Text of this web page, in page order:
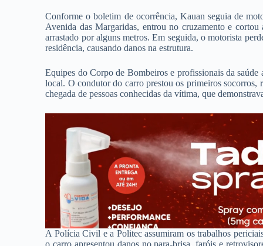
Conforme o boletim de ocorrência, Kauan seguia de
Avenida das Margaridas, entrou no cruzamento e
arrastado por alguns metros. Em seguida, o motorista
residência, causando danos na estrutura.
Equipes do Corpo de Bombeiros e profissionais da
local. O condutor do carro prestou os primeiros socorros,
chegada de pessoas conhecidas da vítima, que
A Polícia Civil e a Politec assumiram os trabalhos
o carro apresentou danos no para-brisa, faróis e